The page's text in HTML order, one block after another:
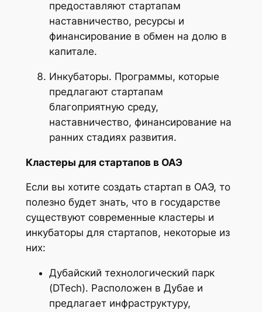
предоставляют стартапам
наставничество, ресурсы и
финансирование в обмен на долю в
капитале.
Инкубаторы. Программы, которые
предлагают стартапам
благоприятную среду,
наставничество, финансирование на
ранних стадиях развития.
Кластеры для стартапов в ОАЭ
Если вы хотите создать стартап в ОАЭ, то
полезно будет знать, что в государстве
существуют современные кластеры и
инкубаторы для стартапов, некоторые из
них:
Дубайский технологический парк
(DTech). Расположен в Дубае и
предлагает инфраструктуру,